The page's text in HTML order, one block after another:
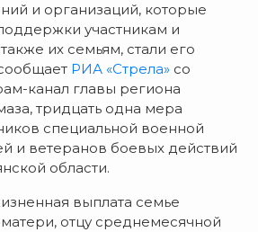
и организаций, которые
участникам и
их семьям, стали его
РИА «Стрела» со
канал главы региона
тридцать одна мера
специальной военной
и ветеранов боевых действий
области.
выплата семье
отцу среднемесячной